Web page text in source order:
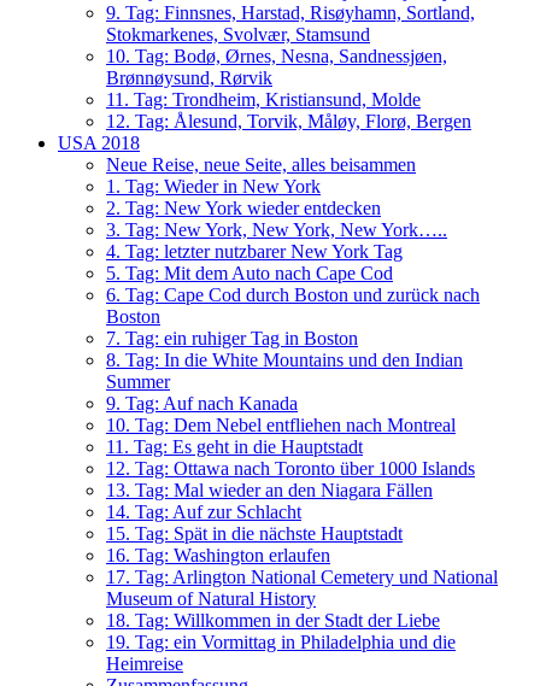
9. Tag: Finnsnes, Harstad, Risøyhamn, Sortland,
Stokmarkenes, Svolvær, Stamsund
10. Tag: Bodø, Ørnes, Nesna, Sandnessjøen,
Brønnøysund, Rørvik
11. Tag: Trondheim, Kristiansund, Molde
12. Tag: Ålesund, Torvik, Måløy, Florø, Bergen
USA 2018
Neue Reise, neue Seite, alles beisammen
1. Tag: Wieder in New York
2. Tag: New York wieder entdecken
3. Tag: New York, New York, New York…..
4. Tag: letzter nutzbarer New York Tag
5. Tag: Mit dem Auto nach Cape Cod
6. Tag: Cape Cod durch Boston und zurück nach
Boston
7. Tag: ein ruhiger Tag in Boston
8. Tag: In die White Mountains und den Indian
Summer
9. Tag: Auf nach Kanada
10. Tag: Dem Nebel entfliehen nach Montreal
11. Tag: Es geht in die Hauptstadt
12. Tag: Ottawa nach Toronto über 1000 Islands
13. Tag: Mal wieder an den Niagara Fällen
14. Tag: Auf zur Schlacht
15. Tag: Spät in die nächste Hauptstadt
16. Tag: Washington erlaufen
17. Tag: Arlington National Cemetery und National
Museum of Natural History
18. Tag: Willkommen in der Stadt der Liebe
19. Tag: ein Vormittag in Philadelphia und die
Heimreise